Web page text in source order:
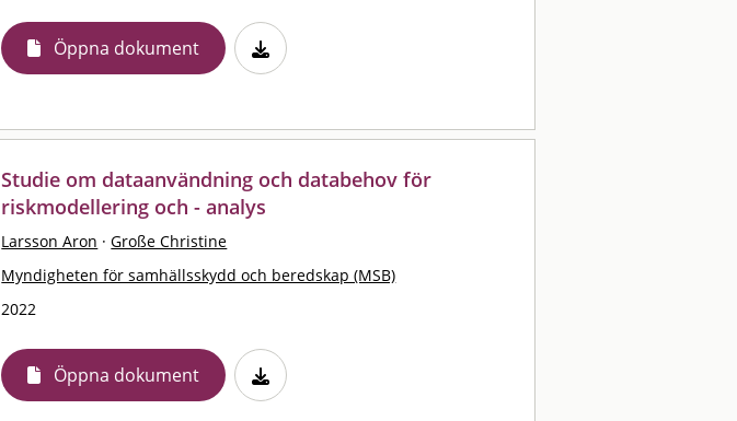
Öppna dokument
Studie om dataanvändning och databehov för
riskmodellering och - analys
Larsson Aron · Große Christine
Myndigheten för samhällsskydd och beredskap (MSB)
2022
Öppna dokument